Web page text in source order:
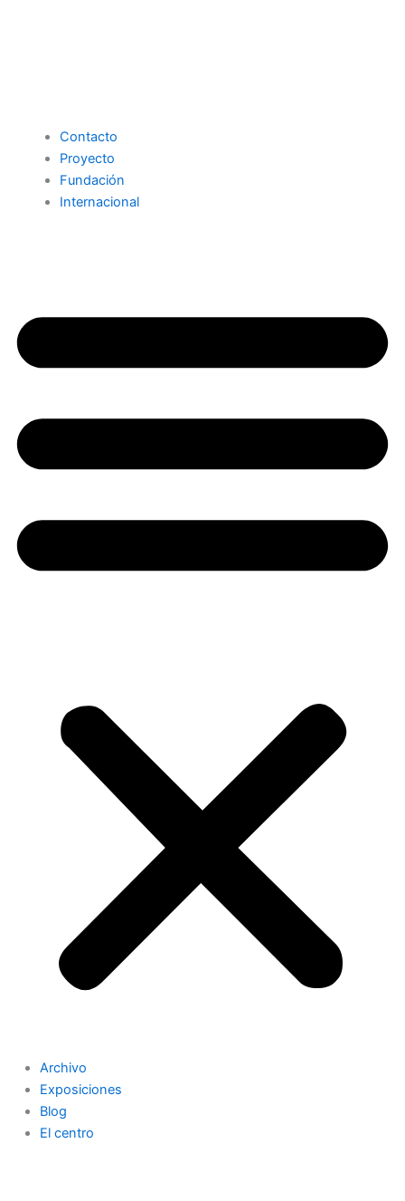
Contacto
Proyecto
Fundación
Internacional
Archivo
Exposiciones
Blog
El centro